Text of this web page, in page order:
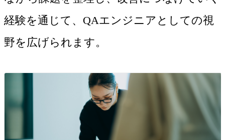
経験を通じて、QAエンジニアとしての視
野を広げられます。